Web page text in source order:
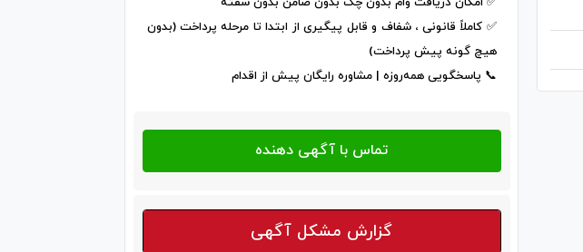
✅ کاملاً قانونی ، شفاف و قابل پیگیری از ابتدا تا مرحله پرداخت (بدون
هیچ گونه پیش پرداخت)
📞 پاسخگویی همه‌روزه | مشاوره رایگان پیش از اقدام
گزارش مشکل آگهی